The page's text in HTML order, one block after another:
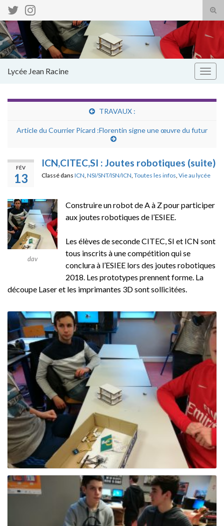
Search for:
Lycée Jean Racine
TRAVAUX :
Article du Courrier Picard :Florentin signe une œuvre du futur
FÉV
13
ICN,CITEC,SI : Joutes robotiques (suite)
Classé dans ICN NSI/SNT/ISN/ICN Toutes les infos Vie au lycée
dav
Construire un robot de A à Z pour participer
aux joutes robotiques de l’ESIEE.
Les élèves de seconde CITEC, SI et ICN sont
tous inscrits à une compétition qui se
conclura à l’ESIEE lors des joutes robotiques
2018. Les prototypes prennent forme. La
découpe Laser et les imprimantes 3D sont sollicitées.